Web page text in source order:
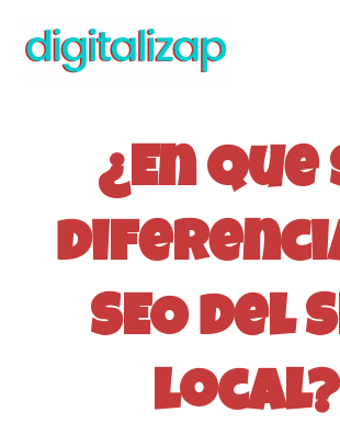
contenido
¿En que
SEO del
local?